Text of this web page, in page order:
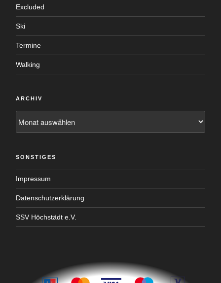
Excluded
Ski
Termine
Walking
ARCHIV
SONSTIGES
Impressum
Datenschutzerklärung
SSV Höchstädt e.V.